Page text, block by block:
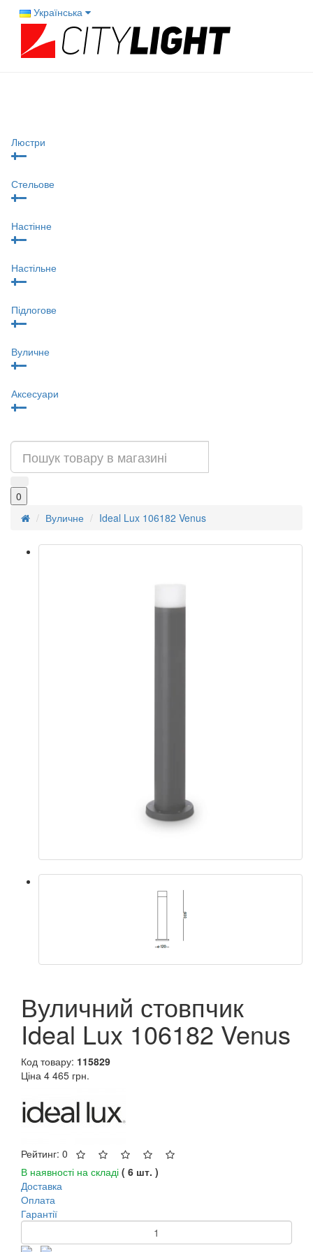
Українська
Люстри
Стельове
Настінне
Настільне
Підлогове
Вуличне
Аксесуари
0
Вуличне
Ideal Lux 106182 Venus
Вуличний стовпчик
Ideal Lux 106182 Venus
Код товару: 115829
Ціна 4 465 грн.
Рейтинг: 0
В наявності на складі ( 6 шт. )
Доставка
Оплата
Гарантії